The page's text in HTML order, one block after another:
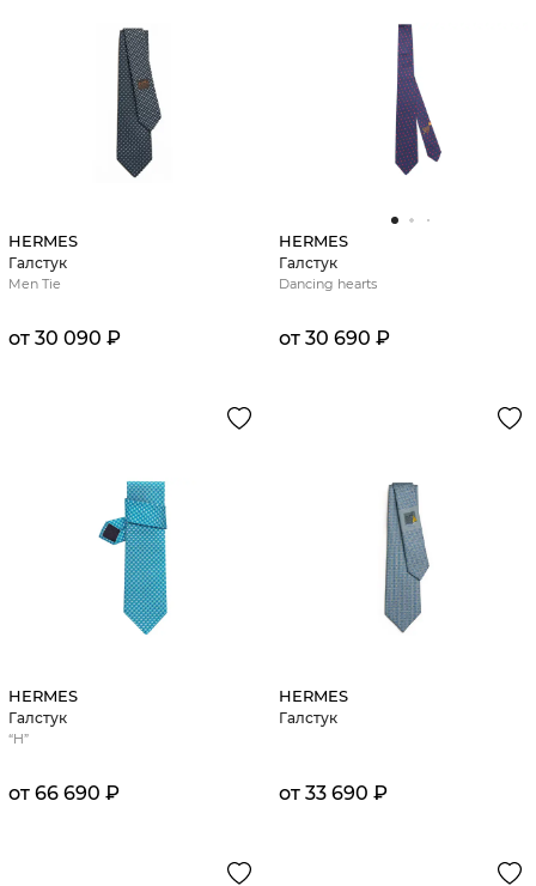
HERMES
Галстук
Men Tie
от 30 090 ₽
HERMES
Галстук
Dancing hearts
от 30 690 ₽
HERMES
Галстук
“H”
от 66 690 ₽
HERMES
Галстук
от 33 690 ₽